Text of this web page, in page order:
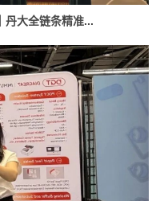
丹大全链条精准...